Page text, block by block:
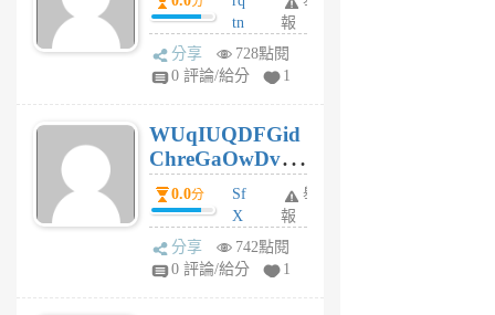
tn
jt
gl
個
月
前
報
分享
728點閱
0 評論/給分
1
WUqIUQDFGid
ChreGaOwDv
dY0.0分
Sf
X
Pe
Jc
舉
報
分享
742點閱
0 評論/給分
1